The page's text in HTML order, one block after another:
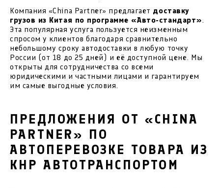
Компания «China Partner» предлагает доставку
грузов из Китая по программе «Авто-стандарт».
Эта популярная услуга пользуется неизменным
спросом у клиентов благодаря сравнительно
небольшому сроку автодоставки в любую точку
России (от 18 до 25 дней) и её доступной цене. Мы
открыты для сотрудничества со всеми
юридическими и частными лицами и гарантируем
им самые выгодные условия.
ПРЕДЛОЖЕНИЯ ОТ «CHINA
PARTNER» ПО
АВТОПЕРЕВОЗКЕ ТОВАРА ИЗ
КНР АВТОТРАНСПОРТОМ